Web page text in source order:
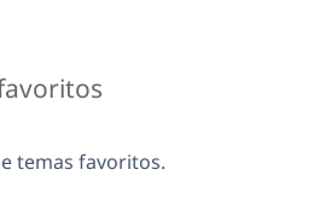
temas favoritos.